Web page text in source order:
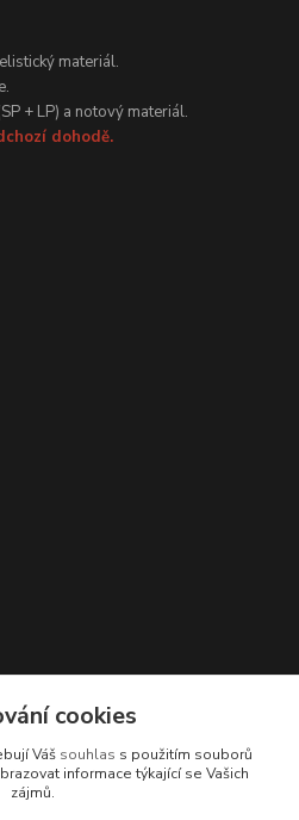
materiál.
+ LP) a notový materiál.
dohodě.
344
9-12 hod.)
cookies
Váš souhlas s použitím souborů
informace týkající se Vašich
zájmů.